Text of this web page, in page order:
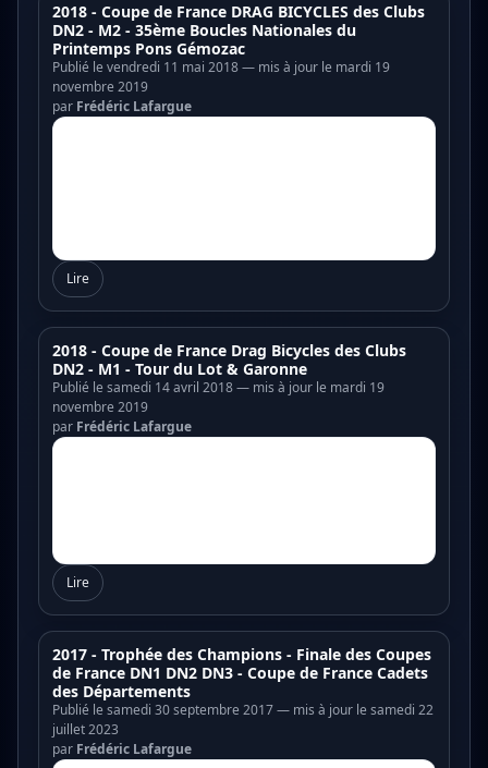
2018 - Coupe de France DRAG BICYCLES des Clubs
DN2 - M2 - 35ème Boucles Nationales du
Printemps Pons Gémozac
Publié le vendredi 11 mai 2018 — mis à jour le mardi 19
novembre 2019
par Frédéric Lafargue
Lire
2018 - Coupe de France Drag Bicycles des Clubs
DN2 - M1 - Tour du Lot & Garonne
Publié le samedi 14 avril 2018 — mis à jour le mardi 19
novembre 2019
par Frédéric Lafargue
Lire
2017 - Trophée des Champions - Finale des Coupes
de France DN1 DN2 DN3 - Coupe de France Cadets
des Départements
Publié le samedi 30 septembre 2017 — mis à jour le samedi 22
juillet 2023
par Frédéric Lafargue